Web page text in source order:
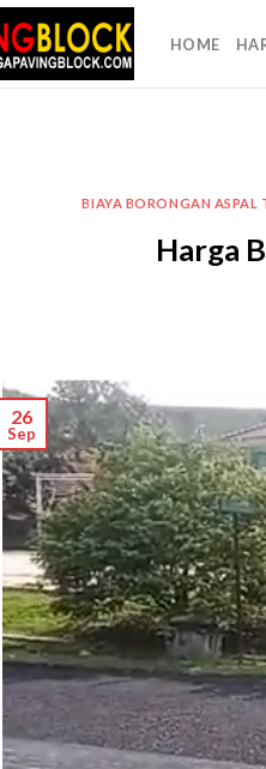
HOME
BIAYA BORONGAN ASPAL
Harga
26
Sep